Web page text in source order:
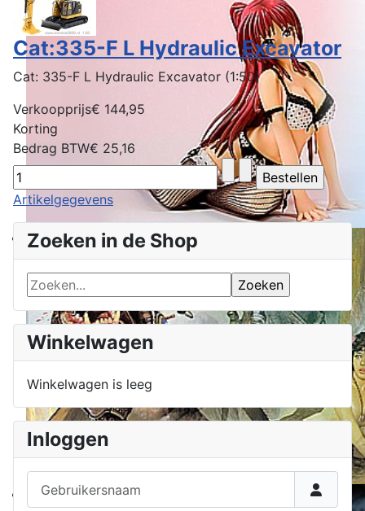
Zoeken in de Shop
Winkelwagen
Winkelwagen is leeg
Inloggen
Cat:335-F L Hydraulic Excavator
Cat: 335-F L Hydraulic Excavator (1:50)
Verkoopprijs€ 144,95
Korting
Bedrag BTW€ 25,16
Artikelgegevens